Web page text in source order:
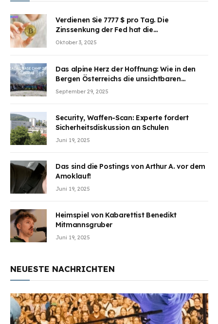
Verdienen Sie 7777 $ pro Tag. Die
Zinssenkung der Fed hat die
Aufmerksamkeit des Marktes erregt.
Oktober 3, 2025
Das alpine Herz der Hoffnung: Wie in den
Bergen Österreichs die unsichtbaren
Wunden des Kriegesheilen
September 29, 2025
Security, Waffen-Scan: Experte fordert
Sicherheitsdiskussion an Schulen
Juni 19, 2025
Das sind die Postings von Arthur A. vor dem
Amoklauf!
Juni 19, 2025
Heimspiel von Kabarettist Benedikt
Mitmannsgruber
Juni 19, 2025
NEUESTE NACHRICHTEN